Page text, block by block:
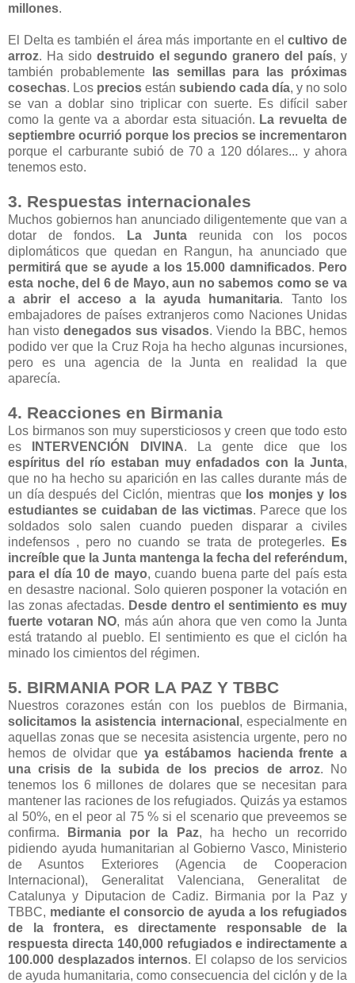
millones.
El Delta es también el área más importante en elcultivo de
arroz. Ha sido destruido el segundo granero del país, y
también probablemente
las semillas para las próximas
cosechas. Los precios están subiendo cada día, y no solo
se van a doblar sino triplicar con suerte. Es difícil saber
como la gente va a abordar esta situación. La revuelta de
septiembre ocurrió porque los precios se incrementaron
porque el carburante subió de 70 a 120 dólares... y ahora
tenemos esto.
3. Respuestas internacionales
Muchos gobiernos han anunciado diligentemente que van a
dotar de fondos.
La Junta reunida con los pocos
diplomáticos que quedan en Rangun, ha anunciado que
permitirá que se ayude a los 15.000 damnificados. Pero
esta noche, del 6 de Mayo, aun no sabemos como se va
a abrir el acceso a la ayuda humanitaria. Tanto los
embajadores de países extranjeros como Naciones Unidas
han visto denegados sus visados. Viendo la BBC, hemos
podido ver que la Cruz Roja ha hecho algunas incursiones,
pero es una agencia de la Junta en realidad la que
aparecía.
4. Reacciones en Birmania
Los birmanos son muy supersticiosos y creen que todo esto
es
INTERVENCIÓN DIVINA. La gente dice que los
espíritus del río estaban muy enfadados con la Junta,
que no ha hecho su aparición en las calles durante más de
un día después del Ciclón, mientras que los monjes y los
estudiantes se cuidaban de las victimas. Parece que los
soldados solo salen cuando pueden disparar a civiles
indefensos , pero no cuando se trata de protegerles.
Es
increíble que la Junta mantenga la fecha del referéndum,
para el día 10 de mayo, cuando buena parte del país esta
en desastre nacional. Solo quieren posponer la votación en
las zonas afectadas. Desde dentro el sentimiento es muy
fuerte votaran NO, más aún ahora que ven como la Junta
está tratando al pueblo. El sentimiento es que el ciclón ha
minado los cimientos del régimen.
5. BIRMANIA POR LA PAZ Y TBBC
Nuestros corazones están con los pueblos de Birmania,
solicitamos la asistencia internacional , especialmente en
aquellas zonas que se necesita asistencia urgente, pero no
hemos de olvidar que ya estábamos hacienda frente a
una crisis de la subida de los precios de arroz. No
tenemos los 6 millones de dolares que se necesitan para
mantener las raciones de los refugiados. Quizás ya estamos
al 50%, en el peor al 75 % si el scenario que preveemos se
confirma.
Birmania por la Paz, ha hecho un recorrido
pidiendo ayuda humanitarian al Gobierno Vasco, Ministerio
de Asuntos Exteriores (Agencia de Cooperacion
Internacional), Generalitat Valenciana, Generalitat de
Catalunya y Diputacion de Cadiz. Birmania por la Paz y
TBBC, mediante el consorcio de ayuda a los refugiados
de la frontera, es directamente responsable de la
respuesta directa 140,000 refugiados e indirectamente a
100.000 desplazados internos. El colapso de los servicios
de ayuda humanitaria, como consecuencia del ciclón y de la